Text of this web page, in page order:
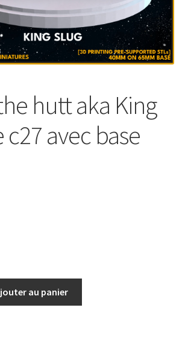
hutt aka King
c27 avec base
au panier